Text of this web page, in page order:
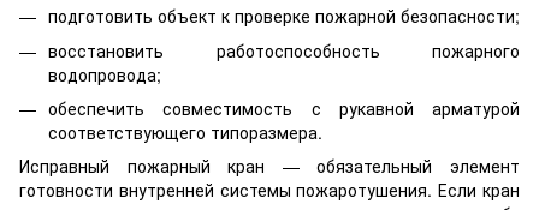
подготовить объект к проверке пожарной безопасности;
восстановить работоспособность пожарного
водопровода;
обеспечить совместимость с рукавной арматурой
соответствующего типоразмера.
Исправный пожарный кран — обязательный элемент
готовности внутренней системы пожаротушения. Если кран